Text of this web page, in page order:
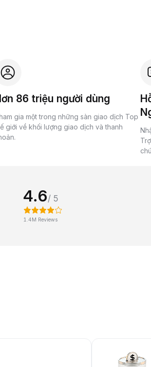
86 triệu người dùng
gia một trong những sàn giao dịch Top
giới về khối lượng giao dịch và thanh
4.6/ 5
1.4M Reviews